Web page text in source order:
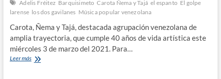
Adelis Fréitez Barquisimeto Carota Ñema y Tajá el espanto El golpe
larense los dos gavilanes Música popular venezolana
Carota, Ñema y Tajá, destacada agrupación venezolana de
amplia trayectoria, que cumple 40 años de vida artística este
miércoles 3 de marzo del 2021. Para…
Leer más40